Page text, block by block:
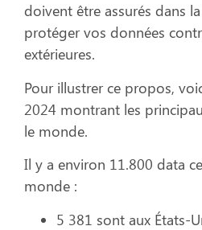
doivent être assurés dans
protéger vos données
extérieures.
Pour illustrer ce propos,
2024 montrant les
le monde.
Il y a environ 11.800 data
monde :
5 381 sont aux États-